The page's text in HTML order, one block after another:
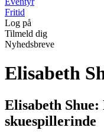
Fritid
Log på
Tilmeld dig
Nyhedsbreve
Elisabeth
Elisabeth
skuespillerinde